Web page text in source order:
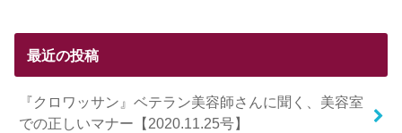
最近の投稿
『クロワッサン』ベテラン美容師さんに聞く、美容室
での正しいマナー【2020.11.25号】